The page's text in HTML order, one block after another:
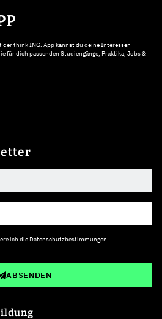
think ING. App kannst du deine Interessen
für dich passenden Studiengänge, Praktika, Jobs &
ich die Datenschutzbestimmungen
ABSENDEN